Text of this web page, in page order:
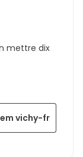
mettre dix
vichy-fr